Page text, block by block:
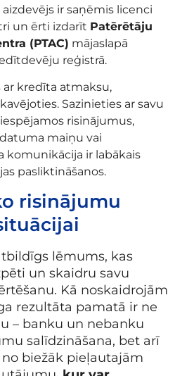
ir saņēmis licenci
un ērti izdarīt Patērētāju
(PTAC) mājaslapā
reģistrā.
kredīta atmaksu,
Sazinieties ar savu
risinājumus,
maiņu vai
komunikācija ir labākais
pasliktināšanos.
risinājumu
lēmums, kas
un skaidru savu
Kā noskaidrojām
rezultāta pamatā ir ne
– banku un nebanku
salīdzināšana, bet arī
biežāk pieļautajām